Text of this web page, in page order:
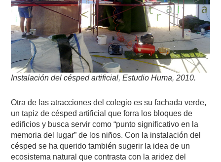
Instalación del césped artificial, Estudio Huma, 2010.
Otra de las atracciones del colegio es su fachada verde,
un tapiz de césped artificial que forra los bloques de
edificios y busca servir como “punto significativo en la
memoria del lugar” de los niños. Con la instalación del
césped se ha querido también sugerir la idea de un
ecosistema natural que contrasta con la aridez del